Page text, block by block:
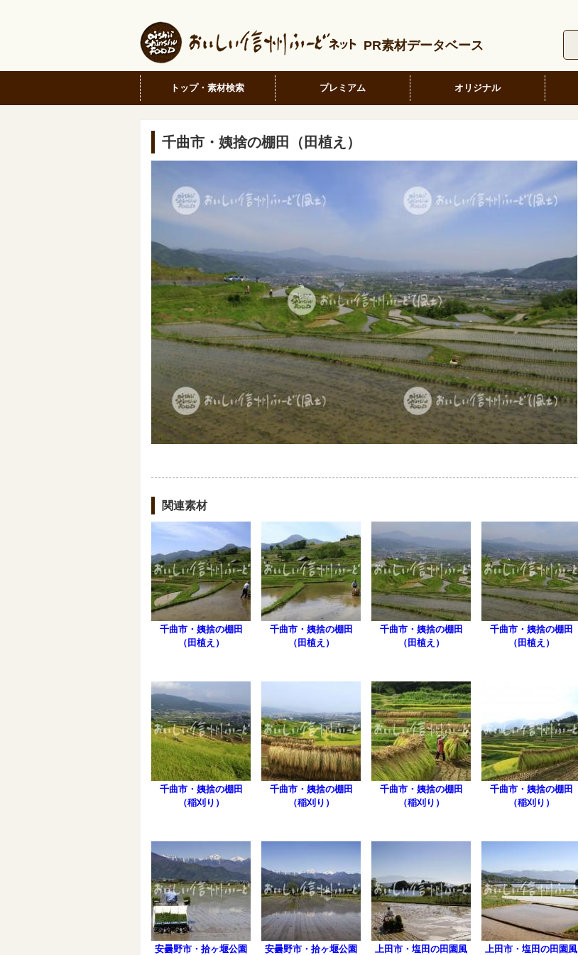
PR素材データベース
トップ・素材検索 プレミアム オリジナル
千曲市・姨捨の棚田（田植え）
関連素材
千曲市・姨捨の棚田
（田植え）
千曲市・姨捨の棚田
（田植え）
千曲市・姨捨の棚田
（田植え）
千曲市・姨捨の棚田
（田植え）
千曲市・姨捨の棚田
（稲刈り）
千曲市・姨捨の棚田
（稲刈り）
千曲市・姨捨の棚田
（稲刈り）
千曲市・姨捨の棚田
（稲刈り）
安曇野市・拾ヶ堰公園 安曇野市・拾ヶ堰公園 上田市・塩田の田園風 上田市・塩田の田園風